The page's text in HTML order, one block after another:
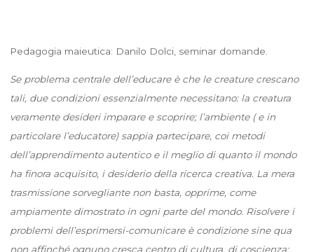
Pedagogia maieutica: Danilo Dolci, seminar domande.
Se problema centrale dell’educare è che le creature crescano
tali, due condizioni essenzialmente necessitano: la creatura
veramente desideri imparare e scoprire; l’ambiente ( e in
particolare l’educatore) sappia partecipare, coi metodi
dell’apprendimento autentico e il meglio di quanto il mondo
ha finora acquisito, i desiderio della ricerca creativa. La mera
trasmissione sorvegliante non basta, opprime, come
ampiamente dimostrato in ogni parte del mondo. Risolvere i
problemi dell’esprimersi-comunicare è condizione sine qua
non affinché ognuno cresca centro di cultura, di coscienza: